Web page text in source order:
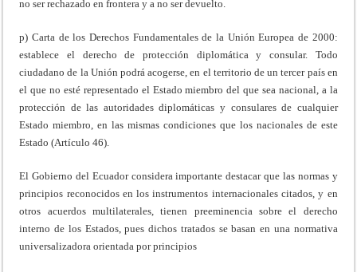
no ser rechazado en frontera y a no ser devuelto.
p) Carta de los Derechos Fundamentales de la Unión Europea de 2000:
establece el derecho de protección diplomática y consular. Todo
ciudadano de la Unión podrá acogerse, en el territorio de un tercer país en
el que no esté representado el Estado miembro del que sea nacional, a la
protección de las autoridades diplomáticas y consulares de cualquier
Estado miembro, en las mismas condiciones que los nacionales de este
Estado (Artículo 46).
El Gobierno del Ecuador considera importante destacar que las normas y
principios reconocidos en los instrumentos internacionales citados, y en
otros acuerdos multilaterales, tienen preeminencia sobre el derecho
interno de los Estados, pues dichos tratados se basan en una normativa
universalizadora orientada por principios